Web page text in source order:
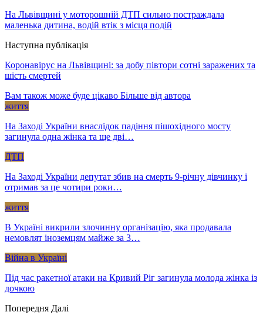
На Львівщині у моторошній ДТП сильно постраждала
маленька дитина, водій втік з місця подій
Наступна публікація
Коронавірус на Львівщині: за добу півтори сотні заражених та
шість смертей
Вам також може буде цікаво Більше від автора
життя
На Заході України внаслідок падіння пішохідного мосту
загинула одна жінка та ще дві…
ДТП
На Заході України депутат збив на смерть 9-річну дівчинку і
отримав за це чотири роки…
життя
В Україні викрили злочинну організацію, яка продавала
немовлят іноземцям майже за 3…
Війна в Україні
Під час ракетної атаки на Кривий Ріг загинула молода жінка із
дочкою
Попередня Далі